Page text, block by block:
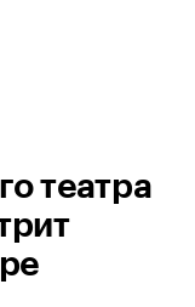
театра